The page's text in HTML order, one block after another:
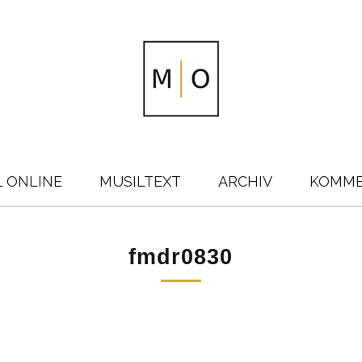
ONLINE MUSILTEXT ARCHIV
fmdr0830